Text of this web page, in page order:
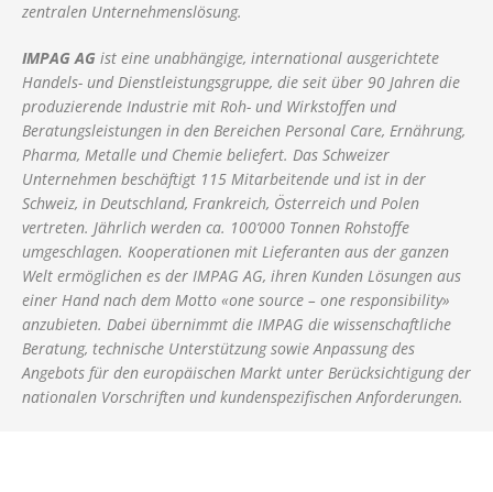
zentralen Unternehmenslösung.
IMPAG AG ist eine unabhängige, international ausgerichtete
Handels- und Dienstleistungsgruppe, die seit über 90 Jahren die
produzierende Industrie mit Roh- und Wirkstoffen und
Beratungsleistungen in den Bereichen Personal Care, Ernährung,
Pharma, Metalle und Chemie beliefert. Das Schweizer
Unternehmen beschäftigt 115 Mitarbeitende und ist in der
Schweiz, in Deutschland, Frankreich, Österreich und Polen
vertreten. Jährlich werden ca. 100‘000 Tonnen Rohstoffe
umgeschlagen. Kooperationen mit Lieferanten aus der ganzen
Welt ermöglichen es der IMPAG AG, ihren Kunden Lösungen aus
einer Hand nach dem Motto «one source – one responsibility»
anzubieten. Dabei übernimmt die IMPAG die wissenschaftliche
Beratung, technische Unterstützung sowie Anpassung des
Angebots für den europäischen Markt unter Berücksichtigung der
nationalen Vorschriften und kundenspezifischen Anforderungen.